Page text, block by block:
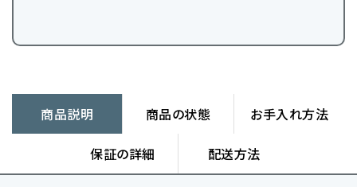
商品説明 商品の状態 お手入れ方法
保証の詳細 配送方法